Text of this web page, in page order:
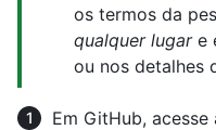
os termos da
qualquer lugare
ou nos detalhes
Em GitHub,